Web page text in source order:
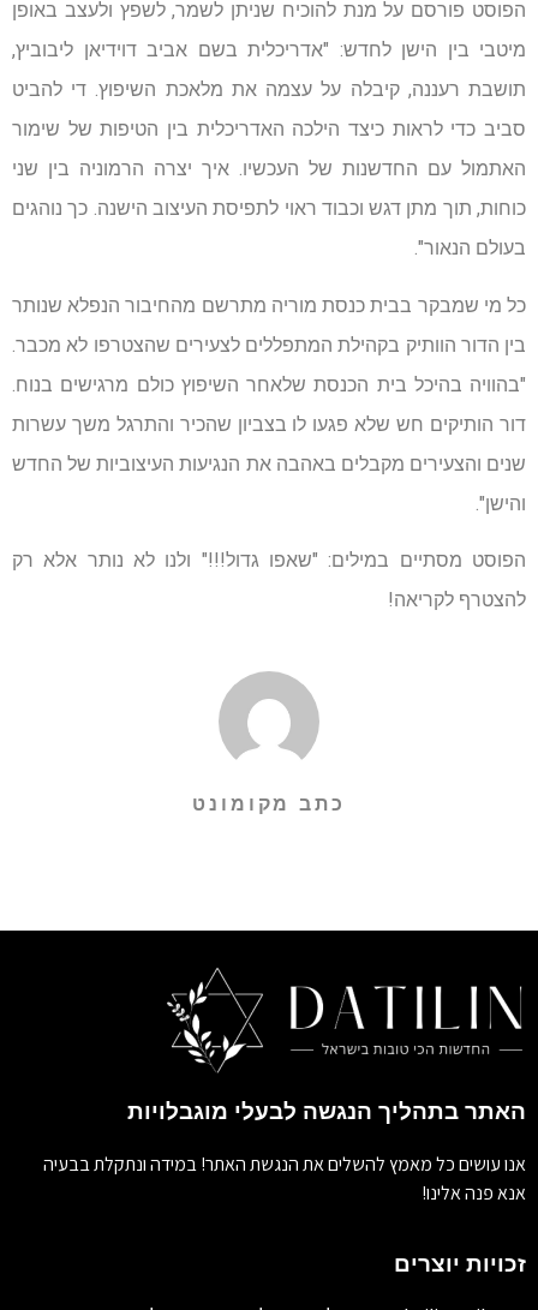
הפוסט פורסם על מנת להוכיח שניתן לשמר, לשפץ ולעצב באופן
מיטבי בין הישן לחדש: "אדריכלית בשם אביב דוידיאן ליבוביץ,
תושבת רעננה, קיבלה על עצמה את מלאכת השיפוץ. די להביט
סביב כדי לראות כיצד הילכה האדריכלית בין הטיפות של שימור
האתמול עם החדשנות של העכשיו. איך יצרה הרמוניה בין שני
כוחות, תוך מתן דגש וכבוד ראוי לתפיסת העיצוב הישנה. כך נוהגים
בעולם הנאור".
כל מי שמבקר בבית כנסת מוריה מתרשם מהחיבור הנפלא שנותר
בין הדור הוותיק בקהילת המתפללים לצעירים שהצטרפו לא מכבר.
"בהוויה בהיכל בית הכנסת שלאחר השיפוץ כולם מרגישים בנוח.
דור הותיקים חש שלא פגעו לו בצביון שהכיר והתרגל משך עשרות
שנים והצעירים מקבלים באהבה את הנגיעות העיצוביות של החדש
והישן".
הפוסט מסתיים במילים: "שאפו גדול!!!" ולנו לא נותר אלא רק
להצטרף לקריאה!
כתב מקומונט
האתר בתהליך הנגשה לבעלי מוגבלויות
אנו עושים כל מאמץ להשלים את הנגשת האתר! במידה ונתקלת בבעיה
אנא פנה אלינו!
זכויות יוצרים